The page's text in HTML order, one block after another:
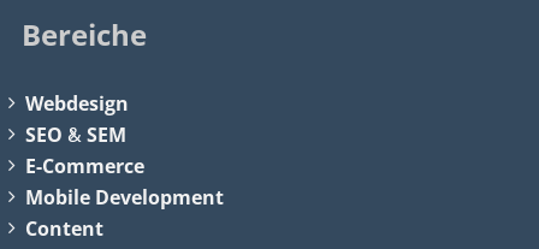
Bereiche
Webdesign
SEO &SEM
E-Commerce
Mobile Development
Content